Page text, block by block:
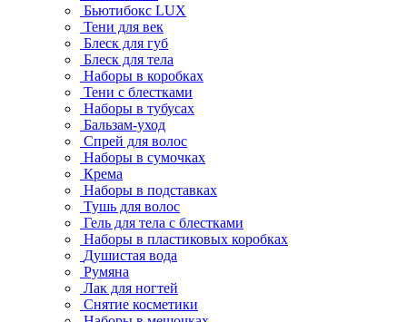
Бьютибокс LUX
Тени для век
Блеск для губ
Блеск для тела
Наборы в коробках
Тени с блестками
Наборы в тубусах
Бальзам-уход
Спрей для волос
Наборы в сумочках
Крема
Наборы в подставках
Тушь для волос
Гель для тела с блестками
Наборы в пластиковых коробках
Душистая вода
Румяна
Лак для ногтей
Снятие косметики